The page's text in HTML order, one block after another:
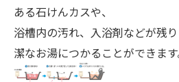
ある石けんカスや、
浴槽内の汚れ、入浴剤などが残
潔なお湯につかることができます